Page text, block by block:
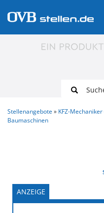
Stellenangebote
KFZ-
Baumaschinen
ANZEIGE